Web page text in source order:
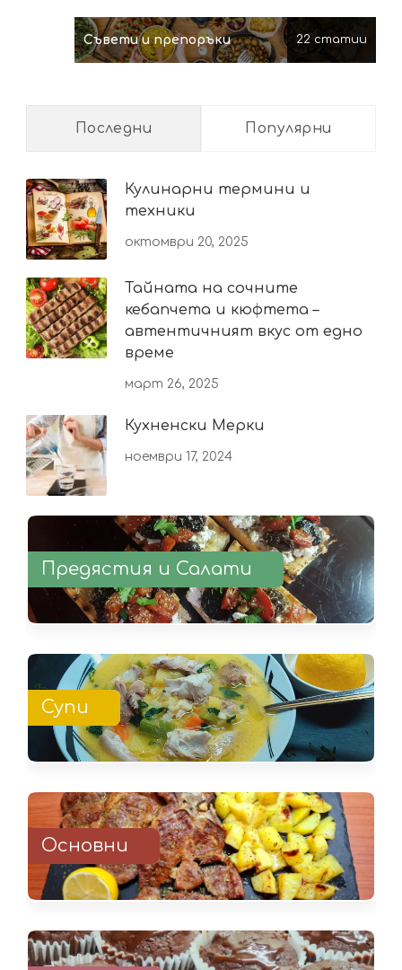
Съвети и препоръки 22 статии
Последни Популярни
Кулинарни термини и
техники
октомври 20, 2025
Тайната на сочните
кебапчета и кюфтета –
автентичният вкус от едно
време
март 26, 2025
Кухненски Мерки
ноември 17, 2024
Предястия и Салати
Супи
Основни